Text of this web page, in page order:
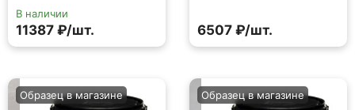
В наличии
11387 ₽/шт. 6507 ₽/шт.
Образец в магазине Образец в магазине